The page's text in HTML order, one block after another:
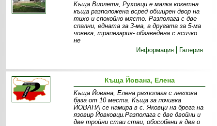
Къща Виолета, Руховци е малка кокетна
къща разположена всред обширен двор на
тихо и спокойно място. Разполага с две
спални, едната за 3-ма, а другата за 5-ма
човека, трапезария- обзаведена с всичко
не
Информация
Галерия
Къща Йована, Елена
Къща Йована, Елена разполага с леглова
база от 10 места. Къща за почивка
ЙОВАНА се намира в с. Яковци на брега на
язовир Йовковци.Разполага с две двойни и
две тройни стаи стаи, обособени в два о